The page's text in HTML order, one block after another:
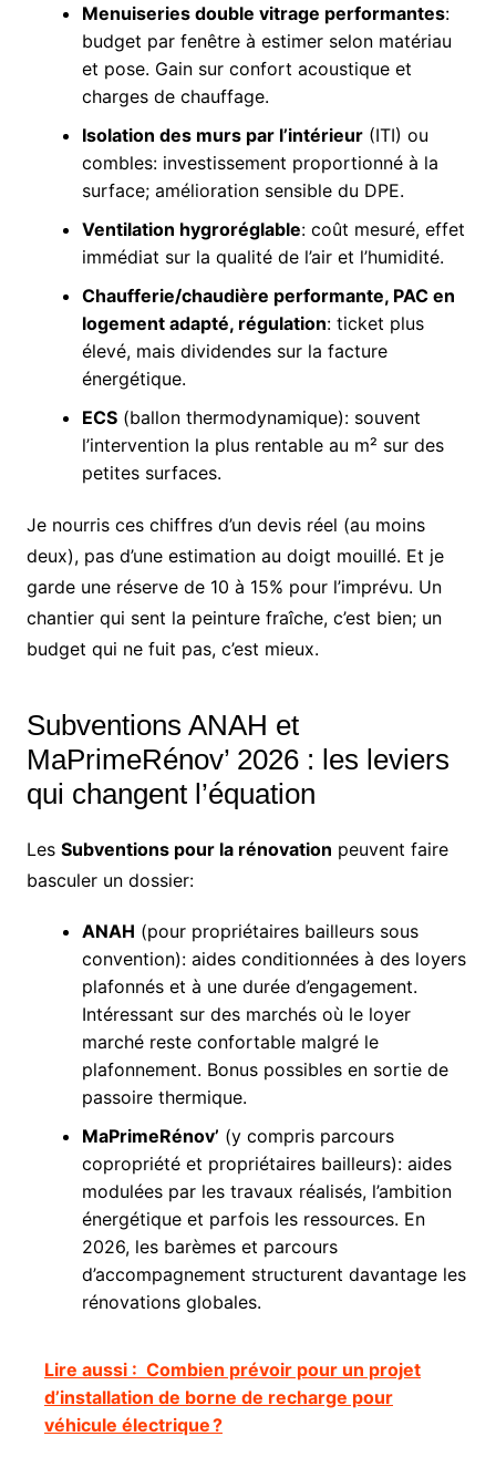
Menuiseries double vitrage performantes:
budget par fenêtre à estimer selon matériau
et pose. Gain sur confort acoustique et
charges de chauffage.
Isolation des murs par l’intérieur(ITI) ou
combles: investissement proportionné à la
surface; amélioration sensible du DPE.
Ventilation hygroréglable: coût mesuré, effet
immédiat sur la qualité de l’air et l’humidité.
Chaufferie/chaudière performante, PAC en
logement adapté, régulation: ticket plus
élevé, mais dividendes sur la facture
énergétique.
ECS(ballon thermodynamique): souvent
l’intervention la plus rentable au m² sur des
petites surfaces.
Je nourris ces chiffres d’un devis réel (au moins
deux), pas d’une estimation au doigt mouillé. Et je
garde une réserve de 10 à 15% pour l’imprévu. Un
chantier qui sent la peinture fraîche, c’est bien; un
budget qui ne fuit pas, c’est mieux.
Subventions ANAH et
MaPrimeRénov’ 2026 : les leviers
qui changent l’équation
Les Subventions pour la rénovation peuvent faire
basculer un dossier:
ANAH (pour propriétaires bailleurs sous
convention): aides conditionnées à des loyers
plafonnés et à une durée d’engagement.
Intéressant sur des marchés où le loyer
marché reste confortable malgré le
plafonnement. Bonus possibles en sortie de
passoire thermique.
MaPrimeRénov’ (y compris parcours
copropriété et propriétaires bailleurs): aides
modulées par les travaux réalisés, l’ambition
énergétique et parfois les ressources. En
2026, les barèmes et parcours
d’accompagnement structurent davantage les
rénovations globales.
Lire aussi : Combien prévoir pour un projet
d’installation de borne de recharge pour
véhicule électrique ?